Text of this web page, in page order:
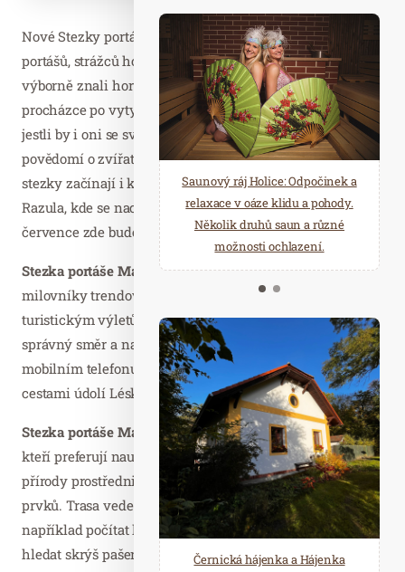
Nové Stezky portáše Maliny připomínají slavnou tradici
portášů, strážců hor a hranic v Beskydech. Portáši
výborně znali hory a přírodu. Návštěvníci si při
procházce po vytyčených trasách a plnění úkolů ověří,
jestli by i oni se svými znalostmi obstáli, a rozšíří si
povědomí o zvířatech a rostlinách CHKO Beskydy. Obě
stezky začínají i končí na úpatí sjezdovky Razula u Bistra
Razula, kde se nachází i menší herní zóna pro děti a od
července zde bude i půjčovna elektrokol.
Stezka portáše Maliny s QR kódybyla vytvořena pro
milovníky trendových aplikací, které využívají k
turistickým výletům nápovědu QR kódů. Ty ukáží
správný směr a nabídnou řadu otázek a úkolů přímo v
mobilním telefonu. Trasa vede málo známými lesními
cestami údolí Léskové na vrch sjezdovky Razula.
Stezka portáše Maliny za lesní zvěříje pak určena těm,
kteří preferují naučné stezky přibližující zajímavosti
přírody prostřednictvím infotabulí a interaktivních
prvků. Trasa vede po sjezdovce Razula. Děti na ní budou
například počítat letokruhy, poznávat stopy zvířat nebo
hledat skrýš pašeráka.
Saunový ráj Holice: Odpočinek a
relaxace v oáze klidu a pohody.
Několik druhů saun a různé
možnosti ochlazení.
Spa Hotel Děvín: Odpočiňte si od
starostí všedních dnů a přijeďte
načerpat novou energii do
Mariánských Lázní.
Černická hájenka a Hájenka